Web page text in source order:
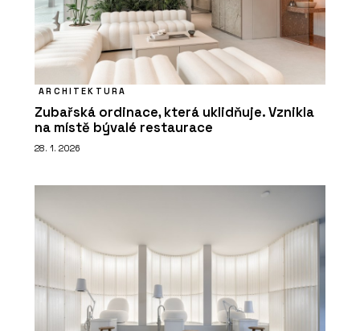
Luxusní vinylové dílce Allura - Forbo
Flooring Systems
ARCHITEKTURA
Zubařská ordinace, která uklidňuje. Vznikla
na místě bývalé restaurace
28. 1. 2026